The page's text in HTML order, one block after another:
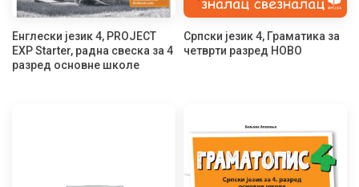
Енглески језик 4, PROJECT
EXP Starter, радна свеска за 4
разред основне школе
Српски језик 4, Граматика за
четврти разред НОВО